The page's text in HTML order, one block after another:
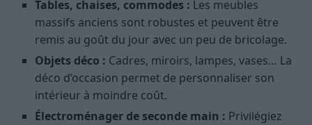
Tables, chaises, commodes : Les meubles
massifs anciens sont robustes et peuvent être
remis au goût du jour avec un peu de bricolage.
Objets déco : Cadres, miroirs, lampes, vases… La
déco d’occasion permet de personnaliser son
intérieur à moindre coût.
Électroménager de seconde main : Privilégiez